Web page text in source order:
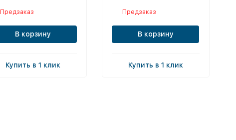
Предзаказ
В корзину
Купить в 1 клик
Предзаказ
В корзину
Купить в 1 клик